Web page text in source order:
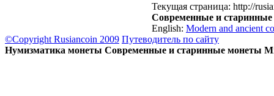
Текущая страница: http://
Современные и
English: Modern and ancient
©Copyright Rusiancoin 2009 Путеводитель по сайту
Нумизматика монеты Современные и старинные монеты